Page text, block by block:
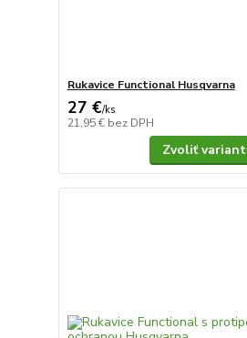
Rukavice Functional Husqvarna
27 €/ks
21,95 € bez DPH
Zvoliť variant